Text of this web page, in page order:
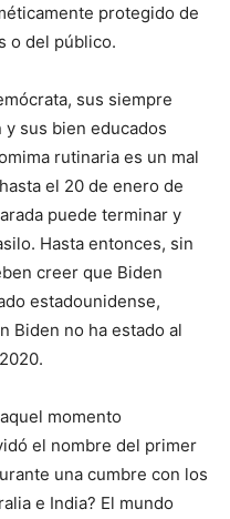
protegido de
o del público.
sus siempre
sus bien educados
rutinaria es un mal
el 20 de enero de
puede terminar y
Hasta entonces, sin
creer que Biden
estadounidense,
Biden no ha estado al
momento
el nombre del primer
una cumbre con los
e India? El mundo